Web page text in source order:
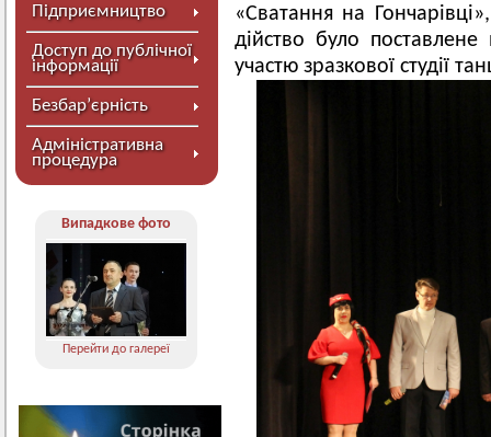
Підприємництво
Доступ до публічної
інформації
Безбар’єрність
Адміністративна
процедура
Випадкове фото
Перейти до галереї
«Сватання на
дiйство було поставлене
участю зразкової студiї